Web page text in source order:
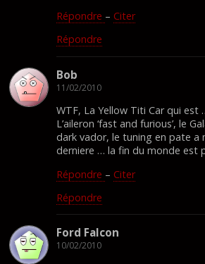
Répondre – Citer
Répondre
Bob
11/02/2010
WTF, La Yellow Titi Car qui est
L’aileron ‘fast and furious’, le
dark vador, le tuning en pate a
derniere … la fin du monde est
Répondre – Citer
Répondre
Ford Falcon
10/02/2010